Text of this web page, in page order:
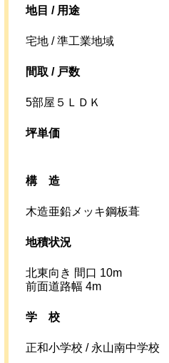
地目 / 用途
宅地 / 準工業地域
間取 / 戸数
5部屋５ＬＤＫ
坪単価
構造
木造亜鉛メッキ鋼板葺
地積状況
北東向き 間口 10m
前面道路幅 4m
学校
正和小学校 / 永山南中学校